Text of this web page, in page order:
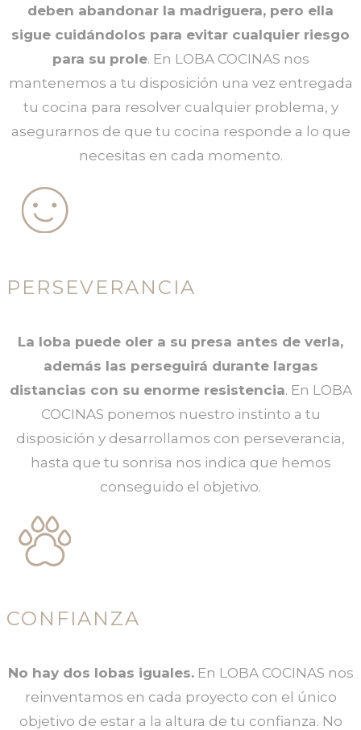
deben abandonar la madriguera, pero ella
sigue cuidándolos para evitar cualquier riesgo
para su prole. En LOBA COCINAS nos
mantenemos a tu disposición una vez entregada
tu cocina para resolver cualquier problema, y
asegurarnos de que tu cocina responde a lo que
necesitas en cada momento.
PERSEVERANCIA
La loba puede oler a su presa antes de verla,
además las perseguirá durante largas
distancias con su enorme resistencia. En LOBA
COCINAS ponemos nuestro instinto a tu
disposición y desarrollamos con perseverancia,
hasta que tu sonrisa nos indica que hemos
conseguido el objetivo.
CONFIANZA
No hay dos lobas iguales.En LOBA COCINAS nos
reinventamos en cada proyecto con el único
objetivo de estar a la altura de tu confianza. No